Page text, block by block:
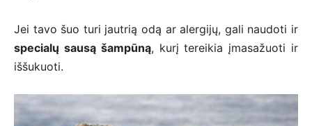
Jei tavo šuo turi jautrią odą ar alergijų, gali naudoti ir
specialų sausą šampūną, kurį tereikia įmasažuoti ir
iššukuoti.